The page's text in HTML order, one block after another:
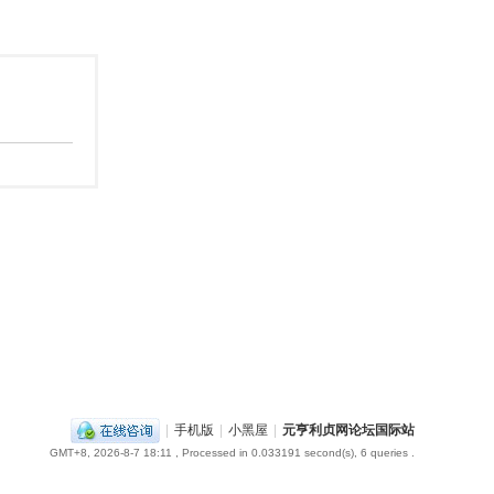
| 手机版 | 小黑屋 | 元亨利贞网论坛国际站
GMT+8, 2026-8-7 18:11 , Processed in 0.033191 second(s), 6 queries .